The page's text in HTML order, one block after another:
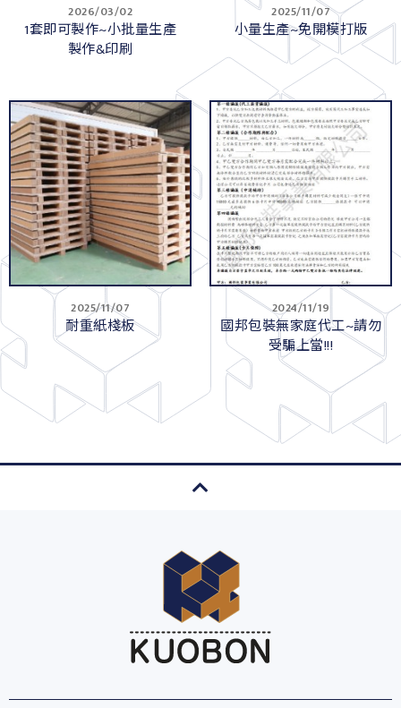
2026/03/02
1套即可製作~小批量生產
製作&印刷
2025/11/07
小量生產~免開模打版
2025/11/07
耐重紙棧板
2024/11/19
國邦包裝無家庭代工~請勿
受騙上當!!!